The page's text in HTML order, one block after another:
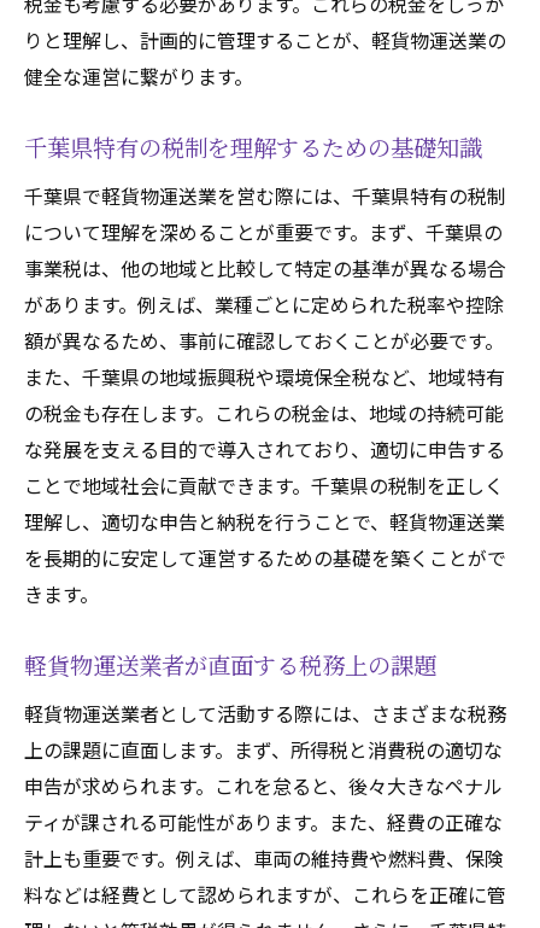
軽貨物運送業の主要経費項目とその管理
経費の記録と申告の基本ルール
保険料や修理費用の経費計上のポイント
日常的な事務経費の効果的な管理方法
経費として認められる支出の具体例
千葉県内での軽貨物運送業に必要な税務申告の
ステップ
税務申告の基本的な流れと必要書類
千葉県での消費税申告の方法
所得税の計算と正しい申告
経費控除のための書類準備のポイント
税務申告時に注意すべきポイント
税理士との連携と申告の効率化
事業税の理解と千葉県特有の税制に関する重要
事業税の基本とその適用範囲
千葉県の事業税率と計算方法
事業税の申告と納付のスケジュール
千葉県独自の事業税優遇措置
事業税に関するよくある質問とその回答
事業税の支払いを忘れないための対策
りと理解し、計画的に管理することが、軽貨物運送業の
健全な運営に繋がります。
千葉県特有の税制を理解するための基礎知識
千葉県で軽貨物運送業を営む際には、千葉県特有の税制
について理解を深めることが重要です。まず、千葉県の
事業税は、他の地域と比較して特定の基準が異なる場合
があります。例えば、業種ごとに定められた税率や控除
額が異なるため、事前に確認しておくことが必要です。
また、千葉県の地域振興税や環境保全税など、地域特有
の税金も存在します。これらの税金は、地域の持続可能
な発展を支える目的で導入されており、適切に申告する
ことで地域社会に貢献できます。千葉県の税制を正しく
理解し、適切な申告と納税を行うことで、軽貨物運送業
を長期的に安定して運営するための基礎を築くことがで
きます。
軽貨物運送業者が直面する税務上の課題
軽貨物運送業者として活動する際には、さまざまな税務
上の課題に直面します。まず、所得税と消費税の適切な
申告が求められます。これを怠ると、後々大きなペナル
ティが課される可能性があります。また、経費の正確な
計上も重要です。例えば、車両の維持費や燃料費、保険
料などは経費として認められますが、これらを正確に管